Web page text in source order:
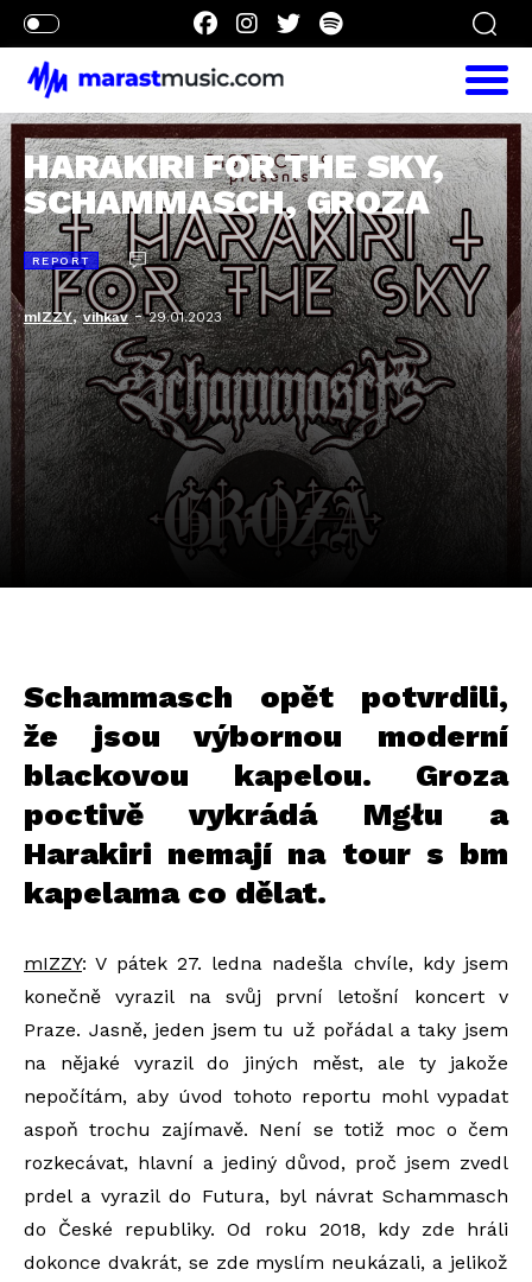
HARAKIRI FOR THE SKY,
SCHAMMASCH, GROZA
REPORT
mIZZY,vihkav-29.01.2023
Schammasch opět potvrdili,
že jsou výbornou moderní
blackovou kapelou. Groza
poctivě vykrádá Mgłu a
Harakiri nemají na tour s bm
kapelama co dělat.
mIZZY: V pátek 27. ledna nadešla chvíle, kdy jsem
konečně vyrazil na svůj první letošní koncert v
Praze. Jasně, jeden jsem tu už pořádal a taky jsem
na nějaké vyrazil do jiných měst, ale ty jakože
nepočítám, aby úvod tohoto reportu mohl vypadat
aspoň trochu zajímavě. Není se totiž moc o čem
rozkecávat, hlavní a jediný důvod, proč jsem zvedl
prdel a vyrazil do Futura, byl návrat Schammasch
do České republiky. Od roku 2018, kdy zde hráli
dokonce dvakrát, se zde myslím neukázali, a jelikož